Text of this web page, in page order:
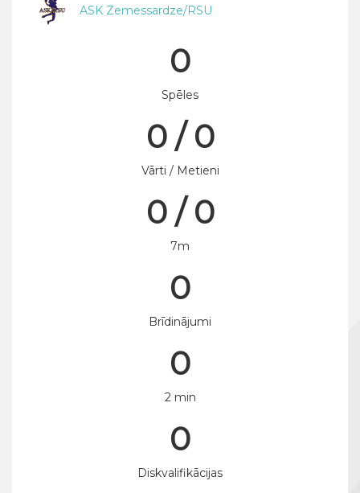
ASK Zemessardze/RSU
0
Spēles
0 / 0
Vārti / Metieni
0 / 0
7m
0
Brīdinājumi
0
2 min
0
Diskvalifikācijas